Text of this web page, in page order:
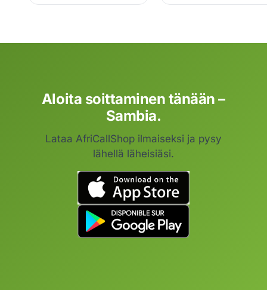
Aloita soittaminen tänään –
Sambia.
Lataa AfriCallShop ilmaiseksi ja pysy
lähellä läheisiäsi.